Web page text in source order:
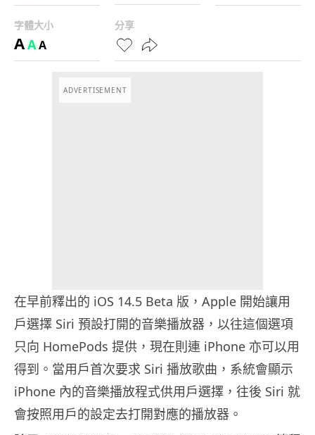
字體大小
AAA
分享
ADVERTISEMENT
在早前釋出的 iOS 14.5 Beta 版，Apple 開始讓用
戶選擇 Siri 預設打開的音樂播放器，以往這個選項
只向 HomePods 提供，現在則連 iPhone 亦可以用
得到。當用戶首次要求 Siri 播放歌曲，系統會顯示
iPhone 內的音樂播放程式供用戶選擇，往後 Siri 就
會按照用戶的設定去打開對應的播放器。